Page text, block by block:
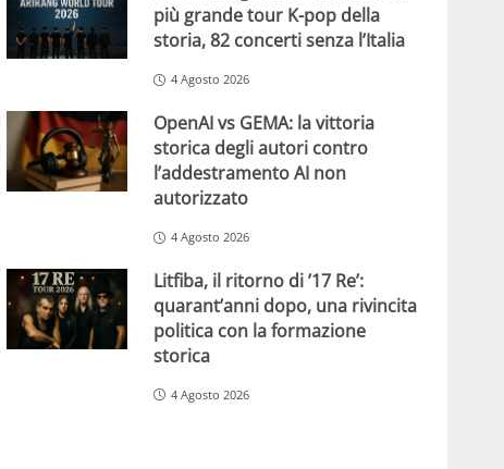
più grande tour K-pop della
storia, 82 concerti senza l’Italia
4 Agosto 2026
OpenAI vs GEMA: la vittoria
storica degli autori contro
l’addestramento AI non
autorizzato
4 Agosto 2026
Litfiba, il ritorno di ’17 Re’:
quarant’anni dopo, una rivincita
politica con la formazione
storica
4 Agosto 2026